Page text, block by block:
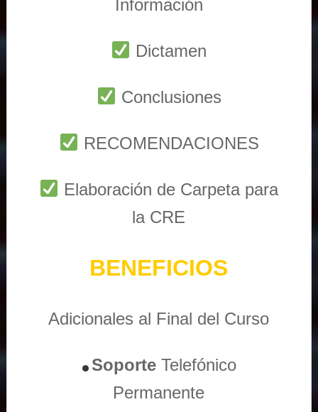
Información
Dictamen
Conclusiones
RECOMENDACIONES
Elaboración de Carpeta para
la CRE
BENEFICIOS
Adicionales al Final del Curso
Soporte Telefónico
Permanente